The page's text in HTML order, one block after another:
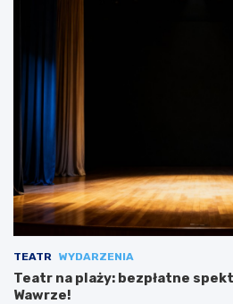
TEATR WYDARZENIA
Teatr na plaży: bezpłatne
Wawrze!